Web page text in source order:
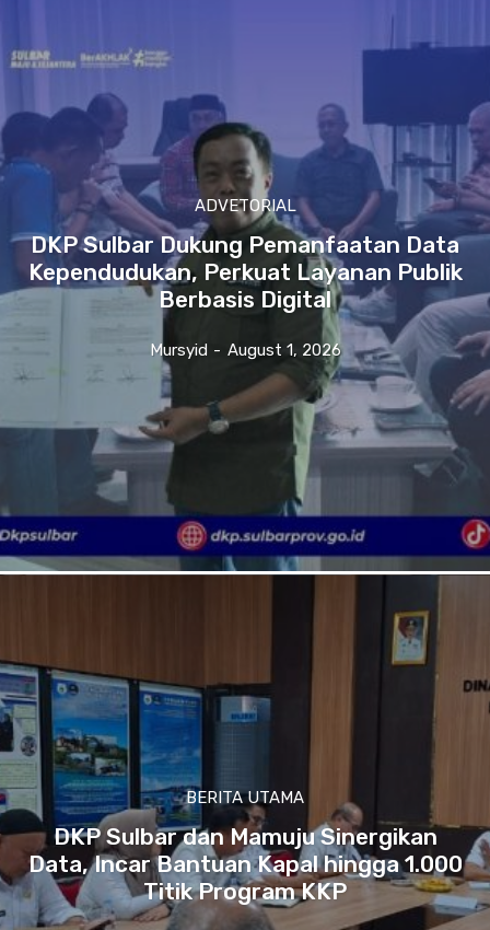
ADVETORIAL
DKP Sulbar Dukung Pemanfaatan Data
Kependudukan, Perkuat Layanan Publik
Berbasis Digital
Mursyid - August 1, 2026
BERITA UTAMA
DKP Sulbar dan Mamuju Sinergikan
Data, Incar Bantuan Kapal hingga 1.000
Titik Program KKP